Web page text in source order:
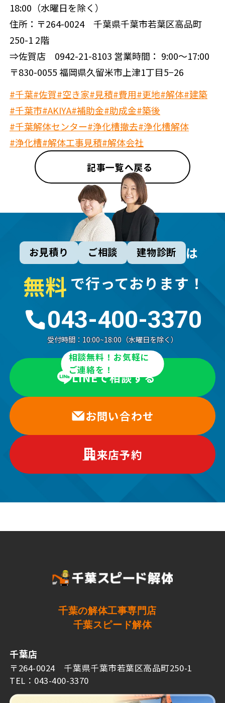
18:00（水曜日を除く）
住所：〒264-0024 千葉県千葉市若葉区高品町
250-1 2階
⇒佐賀店 0942-21-8103 営業時間： 9:00～17:00
〒830-0055 福岡県久留米市上津1丁目5−26
#千葉#佐賀#空き家#見積#費用#更地#解体#建築
#千葉市#AKIYA#補助金#助成金#築後
#千葉解体センター#浄化槽撤去#浄化槽解体
#浄化槽#解体工事見積#解体会社
記事一覧へ戻る
お見積り ご相談 建物診断 は
無料 で行っております！
043-400-3370
受付時間： 10:00~18:00（水曜日を除く）
相談無料！お気軽に
ご連絡を！
LINEで相談する
お問い合わせ
来店予約
千葉の解体工事専門店
千葉スピード解体
千葉店
〒264-0024 千葉県千葉市若葉区高品町250-1
TEL：043-400-3370